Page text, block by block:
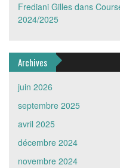
Frediani Gilles dans
2024/2025
Archives
juin 2026
septembre 2025
avril 2025
décembre 2024
novembre 2024